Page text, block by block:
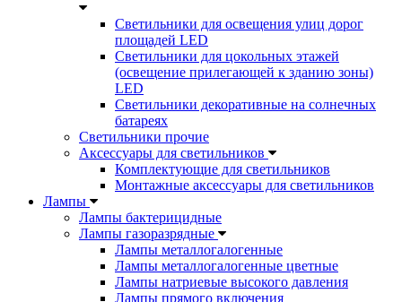
Светильники для освещения улиц дорог
площадей LED
Светильники для цокольных этажей
(освещение прилегающей к зданию зоны)
LED
Светильники декоративные на солнечных
батареях
Светильники прочие
Аксессуары для светильников
Комплектующие для светильников
Монтажные аксессуары для светильников
Лампы
Лампы бактерицидные
Лампы газоразрядные
Лампы металлогалогенные
Лампы металлогалогенные цветные
Лампы натриевые высокого давления
Лампы прямого включения